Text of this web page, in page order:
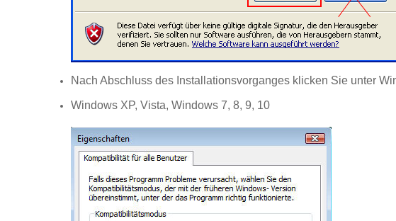
Nach Abschluss des Installationsvorganges klicken Sie unter
Windows XP, Vista, Windows 7, 8, 9, 10